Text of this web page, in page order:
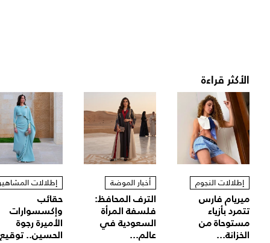
الأكثر قراءة
إطلالات النجوم
ميريام فارس
تتمرد بأزياء
مستوحاة من
الخزانة...
أخبار الموضة
الترف المحافظ:
فلسفة المرأة
السعودية في
عالم...
إطلالات
حقائب
وإكسسوارات
الأميرة رجوة
الحسين..